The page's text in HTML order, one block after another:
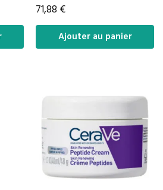
71,88 €
Ajouter au panier